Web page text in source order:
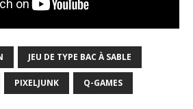
JEU DE TYPE BAC À SABLE
PIXELJUNK Q-GAMES